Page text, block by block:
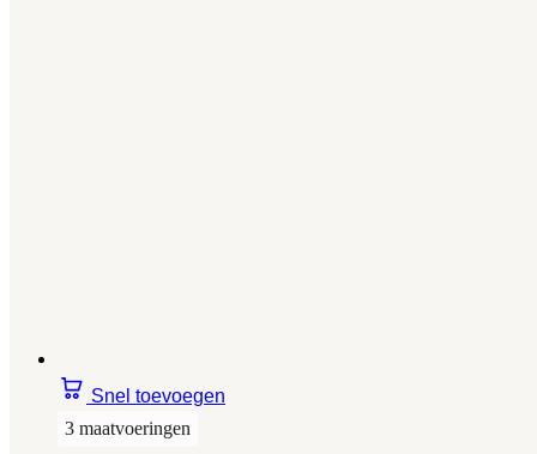
Snel toevoegen
3 maatvoeringen